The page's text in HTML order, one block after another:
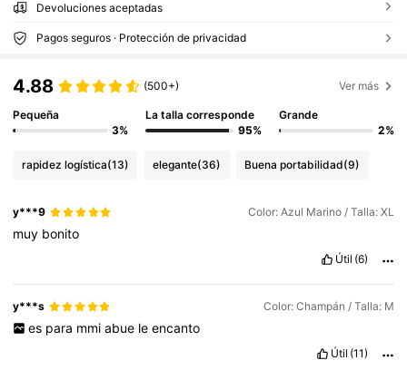
Devoluciones aceptadas
Pagos seguros · Protección de privacidad
4.88 (500+) Ver más
Pequeña
3%
La talla corresponde
95%
Grande
2%
rapidez logística(13) elegante(36) Buena portabilidad(9)
y***9 Color: Azul Marino / Talla: XL
muy bonito
Útil (6)
y***s Color: Champán / Talla: M
es para mmi abue le encanto
Útil (11)